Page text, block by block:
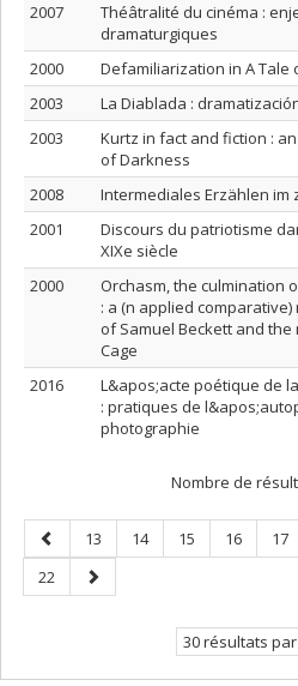
2007
Théâtralité du cinéma :
dramaturgiques
2000
Defamiliarization in A Tale
2003
La Diablada :
2003
Kurtz in fact and fiction :
of Darkness
2008
Intermediales Erzählen im
2001
Discours du patriotisme
XIXe siècle
2000
Orchasm, the culmination
: a (n applied
of Samuel Beckett and the
Cage
2016
L&apos;acte poétique de
: pratiques de
photographie
Nombre de
Page
précédente
Page
13 Page
14 Page
15 Page
16 Page
17
Page
22
Page
suivante
30 résultats